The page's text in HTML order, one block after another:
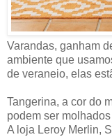
Varandas, ganham
ambiente que
de veraneio, elas
Tangerina, a cor do
podem ser
A loja Leroy Merlin,